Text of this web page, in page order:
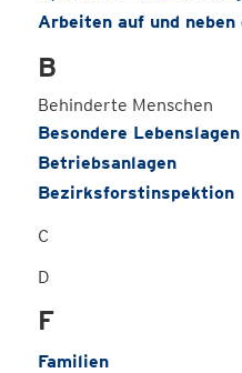
Arbeiten auf und
B
Behinderte Menschen
Besondere
Betriebsanlagen
Bezirksforstinspektion
C
D
F
Familien